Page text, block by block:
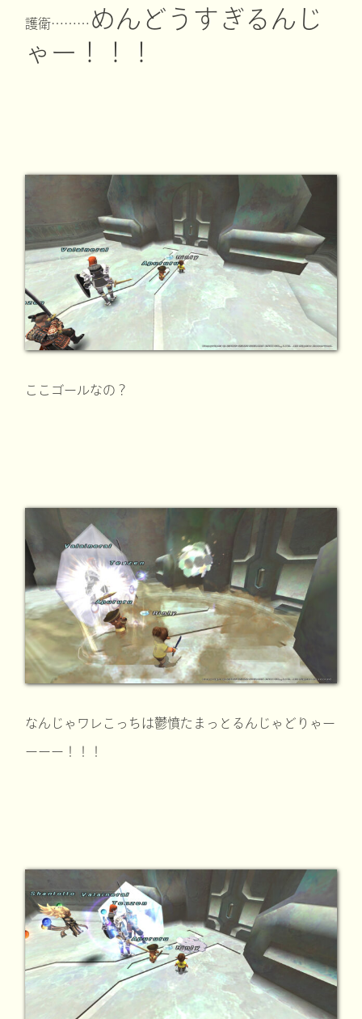
護衛……… めんどうすぎるんじ
ゃー！！！
ここゴールなの？
なんじゃワレこっちは鬱憤たまっとるんじゃどりゃー
ーーー！！！